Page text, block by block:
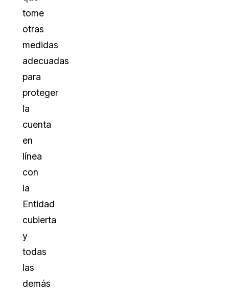
tome
otras
medidas
adecuadas
para
proteger
la
cuenta
en
línea
con
la
Entidad
cubierta
y
todas
las
demás